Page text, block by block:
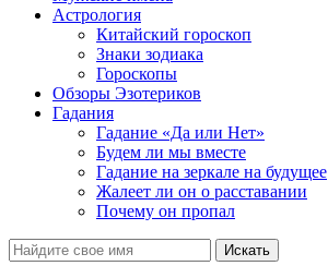
Астрология
Китайский гороскоп
Знаки зодиака
Гороскопы
Обзоры Эзотериков
Гадания
Гадание «Да или Нет»
Будем ли мы вместе
Гадание на зеркале на будущее
Жалеет ли он о расставании
Почему он пропал